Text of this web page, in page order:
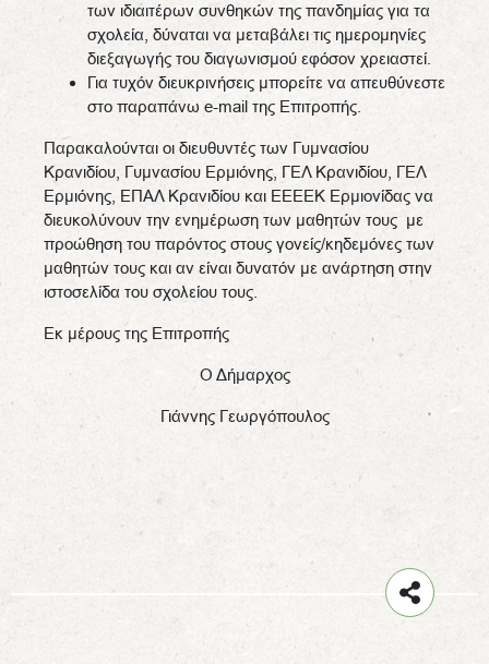
των ιδιαιτέρων συνθηκών της πανδημίας για τα
σχολεία, δύναται να μεταβάλει τις ημερομηνίες
διεξαγωγής του διαγωνισμού εφόσον χρειαστεί.
Για τυχόν διευκρινήσεις μπορείτε να απευθύνεστε
στο παραπάνω e-mail της Επιτροπής.
Παρακαλούνται οι διευθυντές των Γυμνασίου
Κρανιδίου, Γυμνασίου Ερμιόνης, ΓΕΛ Κρανιδίου, ΓΕΛ
Ερμιόνης, ΕΠΑΛ Κρανιδίου και ΕΕΕΕΚ Ερμιονίδας να
διευκολύνουν την ενημέρωση των μαθητών τους με
προώθηση του παρόντος στους γονείς/κηδεμόνες των
μαθητών τους και αν είναι δυνατόν με ανάρτηση στην
ιστοσελίδα του σχολείου τους.
Εκ μέρους της Επιτροπής
Ο Δήμαρχος
Γιάννης Γεωργόπουλος